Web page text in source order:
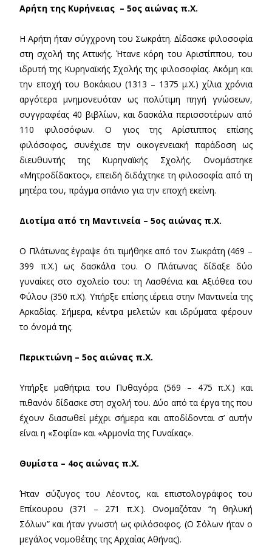
Αρήτη της Κυρήνειας – 5ος αιώνας π.Χ.
Η Αρήτη ήταν σύγχρονη του Σωκράτη. ∆ίδασκε φιλοσοφία
στη σχολή της Αττικής. Ήτανε κόρη του Αριστίππου, του
ιδρυτή της Κυρηναϊκής Σχολής της φιλοσοφίας. Ακόµη και
την εποχή του Βοκάκιου (1313 – 1375 µ.Χ.) χίλια χρόνια
αργότερα µνηµονευόταν ως πολύτιµη πηγή γνώσεων,
συγγραφέας 40 βιβλίων, και δασκάλα περισσοτέρων από
110 φιλοσόφων. Ο γιος της Αρίστιππος επίσης
φιλόσοφος, συνέχισε την οικογενειακή παράδοση ως
διευθυντής της Κυρηναϊκής Σχολής. Ονοµάστηκε
«Μητροδίδακτος», επειδή διδάχτηκε τη φιλοσοφία από τη
µητέρα του, πράγµα σπάνιο για την εποχή εκείνη.
Διοτίμα από τη Μαντινεία – 5ος αιώνας π.Χ.
Ο Πλάτωνας έγραψε ότι τιµήθηκε από τον Σωκράτη (469 –
399 π.Χ.) ως δασκάλα του. Ο Πλάτωνας δίδαξε δύο
γυναίκες στο σχολείο του: τη Λασθένια και Αξιόθεα του
Φύλου (350 π.Χ). Υπήρξε επίσης ιέρεια στην Μαντινεία της
Αρκαδίας. Σήµερα, κέντρα µελετών και ιδρύµατα φέρουν
το όνοµά της.
Περικτιώνη – 5ος αιώνας π.Χ.
Υπήρξε µαθήτρια του Πυθαγόρα (569 – 475 π.Χ.) και
πιθανόν δίδασκε στη σχολή του. ∆ύο από τα έργα της που
έχουν διασωθεί µέχρι σήµερα και αποδίδονται σ’ αυτήν
είναι η «Σοφία» και «Αρµονία της Γυναίκας».
Θυµίστα – 4ος αιώνας π.Χ.
Ήταν σύζυγος του Λέοντος, και επιστολογράφος του
Επίκουρου (371 – 271 π.Χ.). Ονοµαζόταν “η θηλυκή
Σόλων” και ήταν γνωστή ως φιλόσοφος. (Ο Σόλων ήταν ο
µεγάλος νοµοθέτης της Αρχαίας Αθήνας).